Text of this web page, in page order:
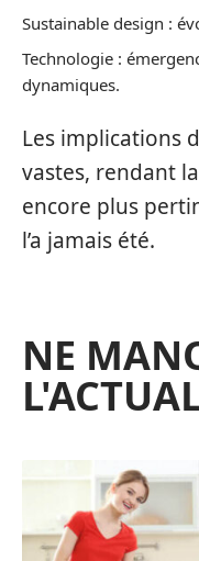
Sustainable design :
Technologie :
dynamiques.
Les implications
vastes, rendant la
encore plus
l’a jamais été.
NE